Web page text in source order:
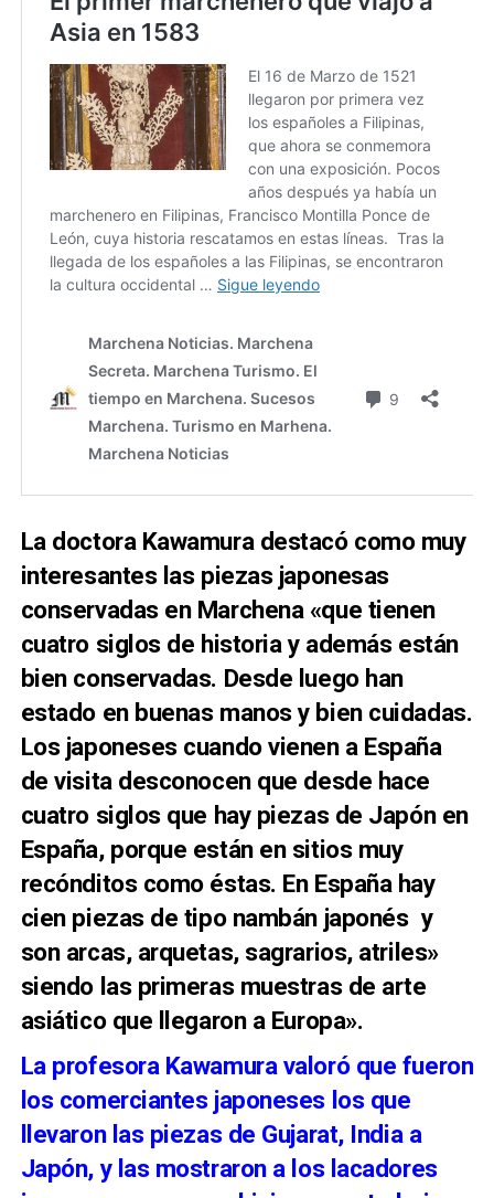
La doctora Kawamura destacó como muy
interesantes las piezas japonesas
conservadas en Marchena «que tienen
cuatro siglos de historia y además están
bien conservadas. Desde luego han
estado en buenas manos y bien cuidadas.
Los japoneses cuando vienen a España
de visita desconocen que desde hace
cuatro siglos que hay piezas de Japón en
España, porque están en sitios muy
recónditos como éstas. En España hay
cien piezas de tipo nambán japonés y
son arcas, arquetas, sagrarios, atriles»
siendo las primeras muestras de arte
asiático que llegaron a Europa».
La profesora Kawamura valoró que fueron
los comerciantes japoneses los que
llevaron las piezas de Gujarat, India a
Japón, y las mostraron a los lacadores